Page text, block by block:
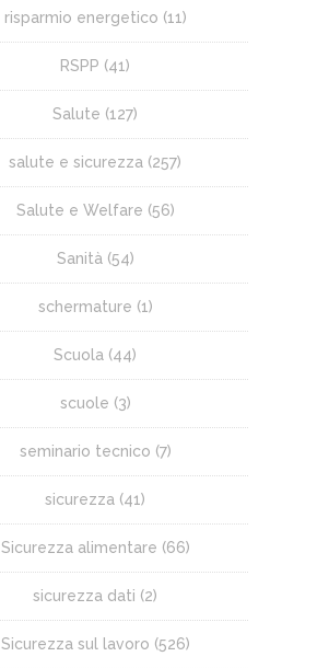
risparmio energetico (11)
RSPP (41)
Salute (127)
salute e sicurezza (257)
Salute e Welfare (56)
Sanità (54)
schermature (1)
Scuola (44)
scuole (3)
seminario tecnico (7)
sicurezza (41)
Sicurezza alimentare (66)
sicurezza dati (2)
Sicurezza sul lavoro (526)